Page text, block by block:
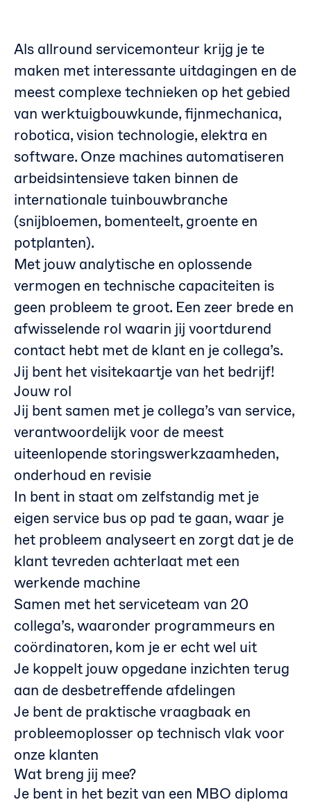
Als allround servicemonteur krijg je te
maken met interessante uitdagingen en de
meest complexe technieken op het gebied
van werktuigbouwkunde, fijnmechanica,
robotica, vision technologie, elektra en
software. Onze machines automatiseren
arbeidsintensieve taken binnen de
internationale tuinbouwbranche
(snijbloemen, bomenteelt, groente en
potplanten).
Met jouw analytische en oplossende
vermogen en technische capaciteiten is
geen probleem te groot. Een zeer brede en
afwisselende rol waarin jij voortdurend
contact hebt met de klant en je collega’s.
Jij bent het visitekaartje van het bedrijf!
Jouw rol
Jij bent samen met je collega’s van service,
verantwoordelijk voor de meest
uiteenlopende storingswerkzaamheden,
onderhoud en revisie
In bent in staat om zelfstandig met je
eigen service bus op pad te gaan, waar je
het probleem analyseert en zorgt dat je de
klant tevreden achterlaat met een
werkende machine
Samen met het serviceteam van 20
collega’s, waaronder programmeurs en
coördinatoren, kom je er echt wel uit
Je koppelt jouw opgedane inzichten terug
aan de desbetreffende afdelingen
Je bent de praktische vraagbaak en
probleemoplosser op technisch vlak voor
onze klanten
Wat breng jij mee?
Je bent in het bezit van een MBO diploma